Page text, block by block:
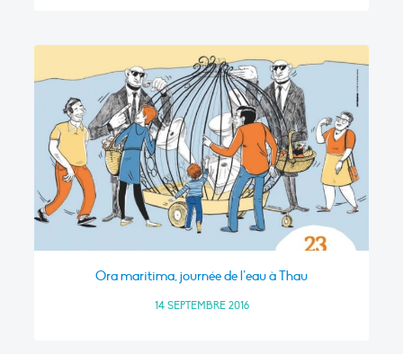
Ora maritima, journée de l’eau à Thau
14 SEPTEMBRE 2016